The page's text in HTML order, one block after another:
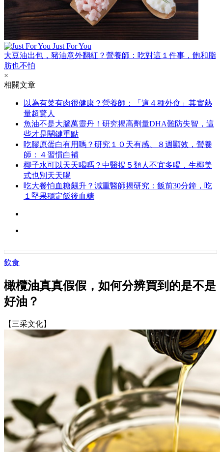
Just For You
大豆油出包，豬油意外翻紅？營養師：吃對這１件事，飽和脂
肪也不怕
×
相關文章
以為有菜有肉很健康？營養師：「這４種外食」其實熱
量超驚人
魚油不是大腦萬靈丹！研究揭高劑量DHA難防失智，這
些才是關鍵重點
吃膠原蛋白有用嗎？研究１０天有感、８週顯效，營養
師：４習慣白補
椰子水可以天天喝嗎？中醫揭５類人不宜多喝，生椰美
式也別天天喝
吃大餐怕血糖飆升？減重醫師揭研究：飯前30分鐘，吃
１堅果穩定飯後血糖
飲食
橄欖油真真假假，如何分辨買到的是不是
好油？
【三采文化】